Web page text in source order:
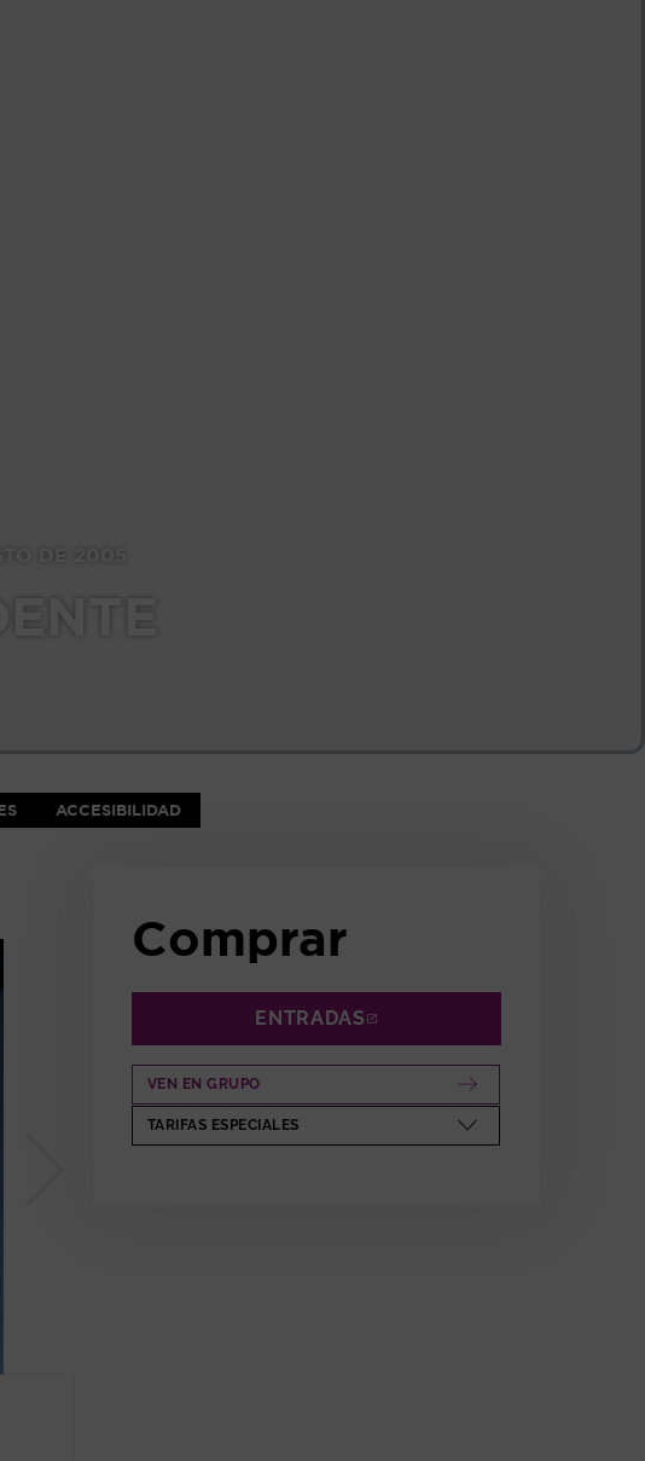
DE 2005
ACCESIBILIDAD
Comprar
ENTRADAS
VEN EN GRUPO
TARIFAS ESPECIALES